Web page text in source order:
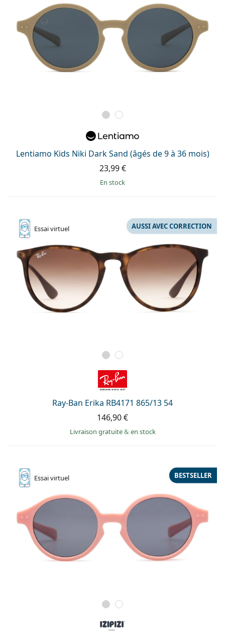
Lentiamo Kids Niki Dark Sand (âgés de 9 à 36 mois)
23,99 €
en stock
Essaivirtuel
Ray-Ban Erika RB4171 865/13 54
AUSSI AVEC CORRECTION
146,90 €
Livraison gratuite& en stock
Essaivirtuel BESTSELLER